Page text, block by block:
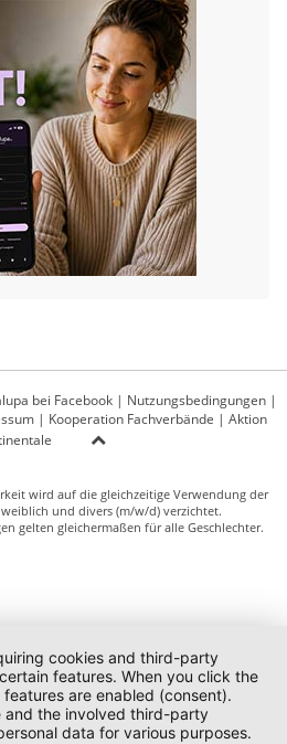
bei Facebook | Nutzungsbedingungen |
| Kooperation Fachverbände | Aktion
wird auf die gleichzeitige Verwendung der
und divers (m/w/d) verzichtet.
gelten gleichermaßen für alle Geschlechter.
cookies and third-party
features. When you click the
are enabled (consent).
and the involved third-party
data for various purposes.